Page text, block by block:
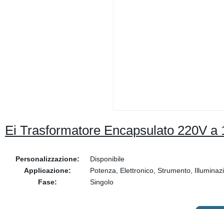
Ei Trasformatore Encapsulato 220V
Personalizzazione:
Disponibile
Applicazione:
Potenza, Elettronico, Strumento,
Fase:
Singolo